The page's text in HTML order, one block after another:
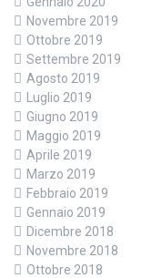
Novembre 2019
Ottobre 2019
Settembre 2019
Agosto 2019
Luglio 2019
Giugno 2019
Maggio 2019
Aprile 2019
Marzo 2019
Febbraio 2019
Gennaio 2019
Dicembre 2018
Novembre 2018
Ottobre 2018